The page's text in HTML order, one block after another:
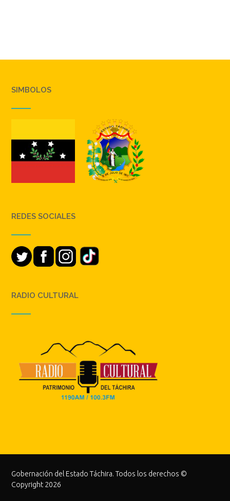
SIMBOLOS
REDES SOCIALES
RADIO CULTURAL
Gobernación del Estado Táchira. Todos los derechos ©
Copyright 2026